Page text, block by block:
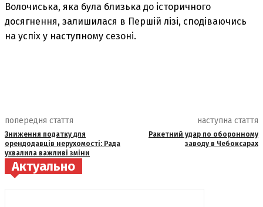
Волочиська, яка була близька до історичного
досягнення, залишилася в Першій лізі, сподіваючись
на успіх у наступному сезоні.
попередня стаття
Зниження податку для
орендодавців нерухомості: Рада
ухвалила важливі зміни
наступна стаття
Ракетний удар по оборонному
заводу в Чебоксарах
Актуально